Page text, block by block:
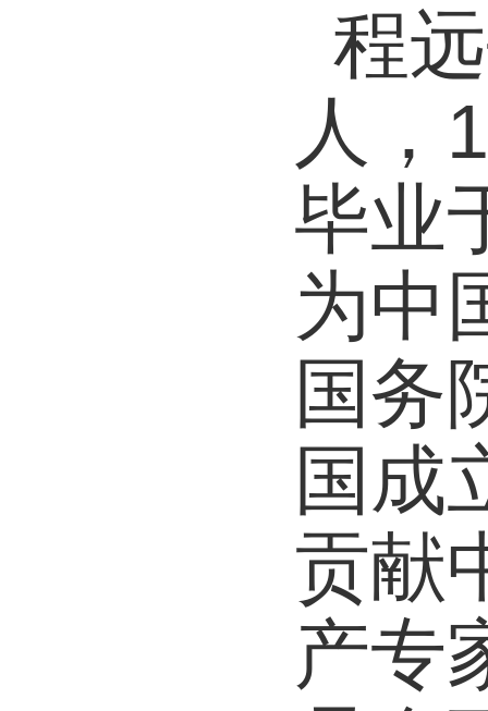
程
人，
毕业
为中
国务
国成
贡献
产专